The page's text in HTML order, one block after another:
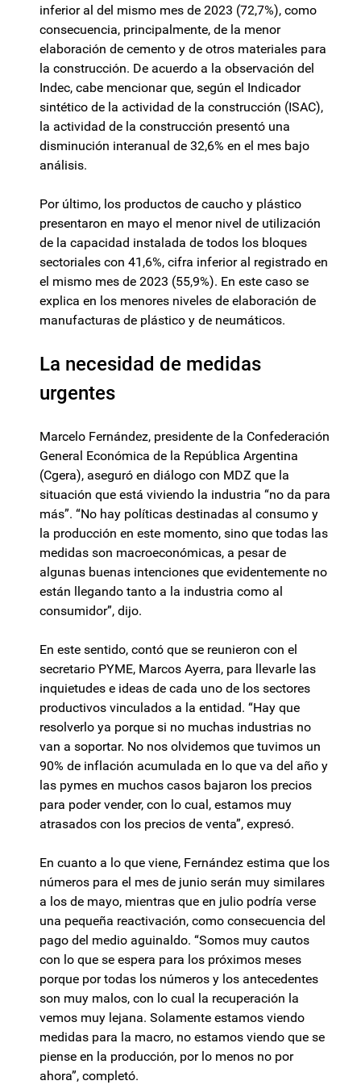
inferior al del mismo mes de 2023 (72,7%), como
consecuencia, principalmente, de la menor
elaboración de cemento y de otros materiales para
la construcción. De acuerdo a la observación del
Indec, cabe mencionar que, según el Indicador
sintético de la actividad de la construcción (ISAC),
la actividad de la construcción presentó una
disminución interanual de 32,6% en el mes bajo
análisis.
Por último, los productos de caucho y plástico
presentaron en mayo el menor nivel de utilización
de la capacidad instalada de todos los bloques
sectoriales con 41,6%, cifra inferior al registrado en
el mismo mes de 2023 (55,9%). En este caso se
explica en los menores niveles de elaboración de
manufacturas de plástico y de neumáticos.
La necesidad de medidas
urgentes
Marcelo Fernández, presidente de la Confederación
General Económica de la República Argentina
(Cgera), aseguró en diálogo con MDZ que la
situación que está viviendo la industria “no da para
más”. “No hay políticas destinadas al consumo y
la producción en este momento, sino que todas las
medidas son macroeconómicas, a pesar de
algunas buenas intenciones que evidentemente no
están llegando tanto a la industria como al
consumidor”, dijo.
En este sentido, contó que se reunieron con el
secretario PYME, Marcos Ayerra, para llevarle las
inquietudes e ideas de cada uno de los sectores
productivos vinculados a la entidad. “Hay que
resolverlo ya porque si no muchas industrias no
van a soportar. No nos olvidemos que tuvimos un
90% de inflación acumulada en lo que va del año y
las pymes en muchos casos bajaron los precios
para poder vender, con lo cual, estamos muy
atrasados con los precios de venta”, expresó.
En cuanto a lo que viene, Fernández estima que los
números para el mes de junio serán muy similares
a los de mayo, mientras que en julio podría verse
una pequeña reactivación, como consecuencia del
pago del medio aguinaldo. “Somos muy cautos
con lo que se espera para los próximos meses
porque por todas los números y los antecedentes
son muy malos, con lo cual la recuperación la
vemos muy lejana. Solamente estamos viendo
medidas para la macro, no estamos viendo que se
piense en la producción, por lo menos no por
ahora”, completó.